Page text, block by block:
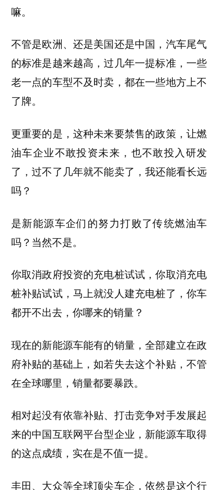
嘛。
不管是欧洲、还是美国还是中国，汽车尾气
的标准是越来越高，过几年一提标准，一些
老一点的车型不及时卖，都在一些地方上不
了牌。
更重要的是，这种未来要禁售的政策，让燃
油车企业不敢投资未来，也不敢投入研发
了，过不了几年就不能卖了，我还能看长远
吗？
是新能源车企们的努力打败了传统燃油车
吗？当然不是。
你取消政府投资的充电桩试试，你取消充电
桩补贴试试，马上就没人建充电桩了，你车
都开不出去，你哪来的销量？
现在的新能源车能有的销量，全部建立在政
府补贴的基础上，如若失去这个补贴，不管
在全球哪里，销量都要暴跌。
相对起没有依靠补贴、打击竞争对手发展起
来的中国互联网平台型企业，新能源车取得
的这点成绩，实在是不值一提。
丰田、大众等全球顶尖车企，依然是这个行